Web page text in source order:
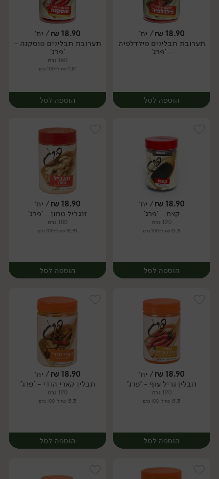
יח׳ יח׳
18.90
₪/ יח׳
תערובת תבלינים פילדלפיה
- 'פרג'
הוספה לסל
יח׳
18.90
₪/ יח׳
תערובת תבלינים טוסקנה -
'פרג'
160 גרם
11.81 ₪ ל-100 גרם
הוספה לסל
יח׳
18.90
₪/ יח׳
קצח - 'פרג'
120 גרם
15.75 ₪ ל-100 גרם
הוספה לסל
יח׳
18.90
₪/ יח׳
זנגביל טחון - 'פרג'
100 גרם
18.90 ₪ ל-100 גרם
הוספה לסל
יח׳
18.90
₪/ יח׳
תבלין גריל עוף - 'פרג'
120 גרם
15.75 ₪ ל-100 גרם
הוספה לסל
18.90
₪/ יח׳
תבלין קארי הודי - 'פרג'
120 גרם
15.75 ₪ ל-100 גרם
הוספה לסל